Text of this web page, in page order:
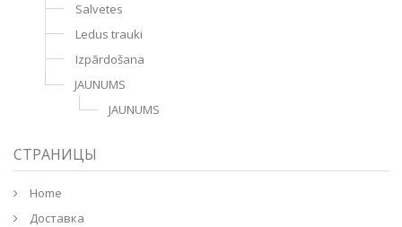
Salvetes
Ledus trauki
Izpārdošana
JAUNUMS
JAUNUMS
СТРАНИЦЫ
Home
Доставка